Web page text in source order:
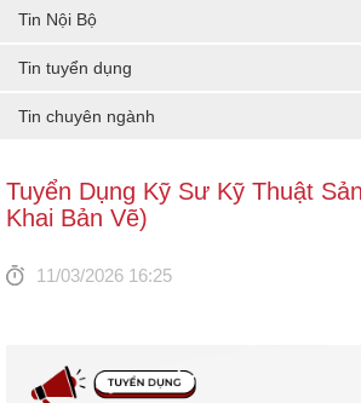
Tin Nội Bộ
Tin tuyển dụng
Tin chuyên ngành
Tuyển Dụng Kỹ Sư Kỹ Thuật
Khai Bản Vẽ)
11/03/2026 16:25